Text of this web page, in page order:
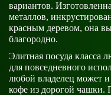
вариантов.
металлов,
красным деревом, она
благородно.
Элитная посуда класса
для повседневного
любой владелец может
кофе из дорогой чашки.